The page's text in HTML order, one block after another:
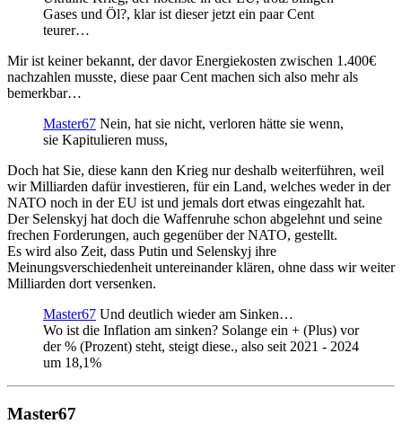
Gases und Öl?, klar ist dieser jetzt ein paar Cent
teurer…
Mir ist keiner bekannt, der davor Energiekosten zwischen 1.400€
nachzahlen musste, diese paar Cent machen sich also mehr als
bemerkbar…
Master67 Nein, hat sie nicht, verloren hätte sie wenn,
sie Kapitulieren muss,
Doch hat Sie, diese kann den Krieg nur deshalb weiterführen, weil
wir Milliarden dafür investieren, für ein Land, welches weder in der
NATO noch in der EU ist und jemals dort etwas eingezahlt hat.
Der Selenskyj hat doch die Waffenruhe schon abgelehnt und seine
frechen Forderungen, auch gegenüber der NATO, gestellt.
Es wird also Zeit, dass Putin und Selenskyj ihre
Meinungsverschiedenheit untereinander klären, ohne dass wir weiter
Milliarden dort versenken.
Master67 Und deutlich wieder am Sinken…
Wo ist die Inflation am sinken? Solange ein + (Plus) vor
der % (Prozent) steht, steigt diese., also seit 2021 - 2024
um 18,1%
Master67